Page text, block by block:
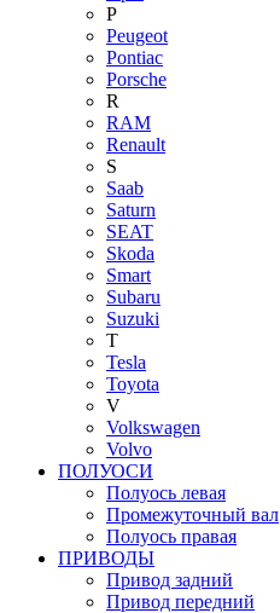
P
Peugeot
Pontiac
Porsche
R
RAM
Renault
S
Saab
Saturn
SEAT
Skoda
Smart
Subaru
Suzuki
T
Tesla
Toyota
V
Volkswagen
Volvo
ПОЛУОСИ
Полуось левая
Промежуточный вал
Полуось правая
ПРИВОДЫ
Привод задний
Привод передний